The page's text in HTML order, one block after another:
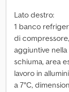
Lato destro:
1 banco
di
aggiuntive
schiuma, area
lavoro in
a 7°C,